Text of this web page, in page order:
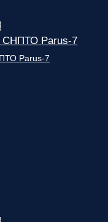
СНПТО Parus-7